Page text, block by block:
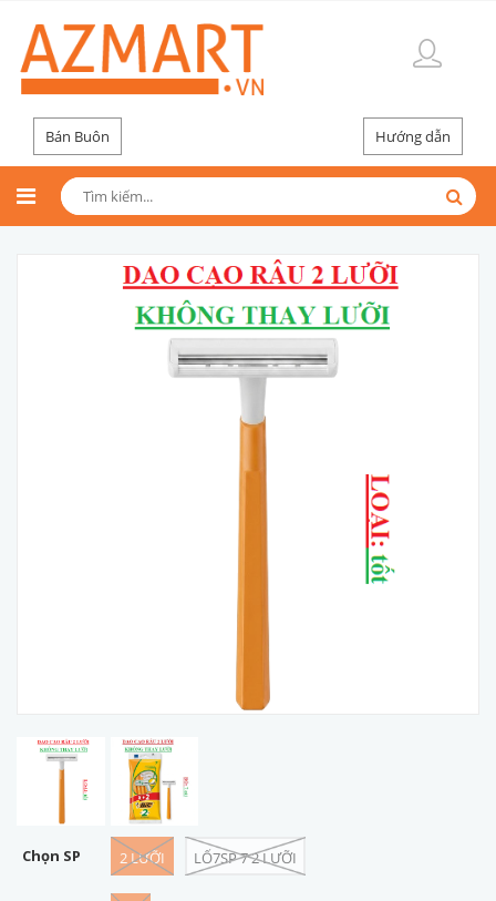
Bán Buôn Hướng dẫn
Chọn SP 2 LƯỠI LỐ7SP 7 2 LƯỠI